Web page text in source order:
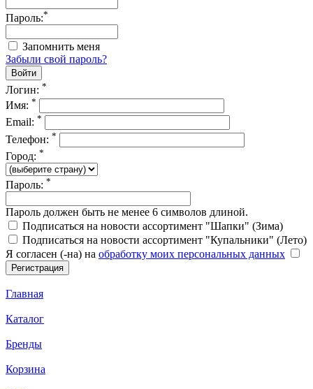
Пароль:*
Запомнить меня
Забыли свой пароль?
Логин: *
Имя: *
Email: *
Телефон: *
Город: *
Пароль: *
Пароль должен быть не менее 6 символов длиной.
Подписаться на новости ассортимент "Шапки" (Зима)
Подписаться на новости ассортимент "Купальники" (Лето)
Я согласен (-на) на обработку моих персональных данных
Главная
Каталог
Бренды
Корзина